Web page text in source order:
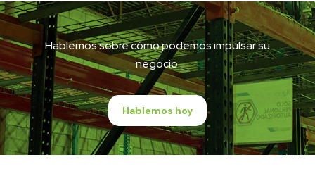
Hablemos sobre cómo podemos impulsar su
negocio.
Hablemos hoy